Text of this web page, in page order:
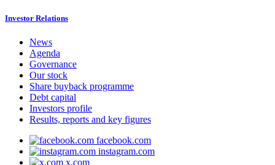
Investor Relations
News
Agenda
Governance
Our stock
Share buyback programme
Debt capital
Investors profile
Results, reports and key figures
facebook.com
instagram.com
x.com